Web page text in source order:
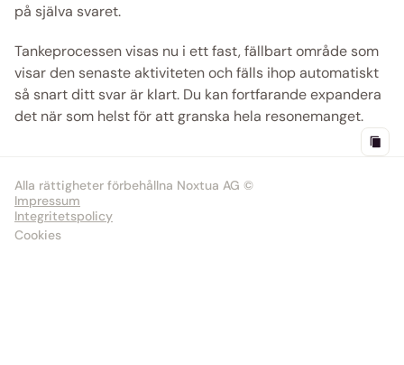
på själva svaret.
Tankeprocessen visas nu i ett fast, fällbart område som
visar den senaste aktiviteten och fälls ihop automatiskt
så snart ditt svar är klart. Du kan fortfarande expandera
det när som helst för att granska hela resonemanget.
Alla rättigheter förbehållna Noxtua AG ©
Impressum
Integritetspolicy
Cookies